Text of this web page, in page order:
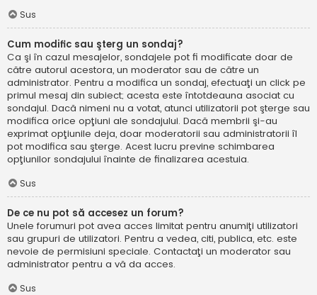
Sus
Cum modific sau şterg un sondaj?
Ca şi în cazul mesajelor, sondajele pot fi modificate doar de
către autorul acestora, un moderator sau de către un
administrator. Pentru a modifica un sondaj, efectuaţi un click pe
primul mesaj din subiect; acesta este întotdeauna asociat cu
sondajul. Dacă nimeni nu a votat, atunci utilizatorii pot şterge sau
modifica orice opţiuni ale sondajului. Dacă membrii şi-au
exprimat opţiunile deja, doar moderatorii sau administratorii îl
pot modifica sau şterge. Acest lucru previne schimbarea
opţiunilor sondajului înainte de finalizarea acestuia.
Sus
De ce nu pot să accesez un forum?
Unele forumuri pot avea acces limitat pentru anumiţi utilizatori
sau grupuri de utilizatori. Pentru a vedea, citi, publica, etc. este
nevoie de permisiuni speciale. Contactaţi un moderator sau
administrator pentru a vă da acces.
Sus